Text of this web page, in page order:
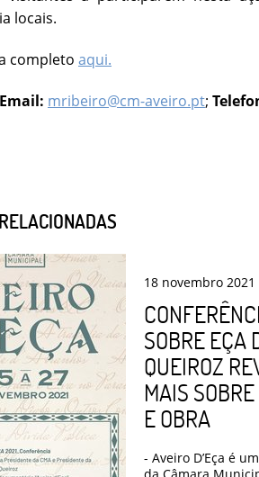
locais.
completo aqui.
Email: mribeiro@cm-aveiro.pt;
18 novembro 2021
SOBRE EÇA
QUEIROZ
MAIS
E OBRA
- Aveiro D’Eça é